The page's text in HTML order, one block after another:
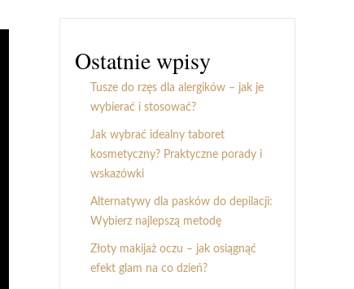
Ostatnie wpisy
Tusze do rzęs dla alergików – jak je
wybierać i stosować?
Jak wybrać idealny taboret
kosmetyczny? Praktyczne porady i
wskazówki
Alternatywy dla pasków do depilacji:
Wybierz najlepszą metodę
Złoty makijaż oczu – jak osiągnąć
efekt glam na co dzień?